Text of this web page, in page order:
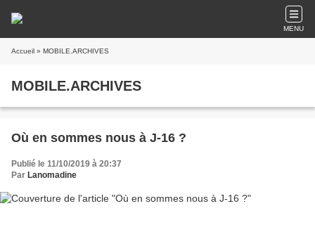
MENU
Accueil » MOBILE.ARCHIVES
MOBILE.ARCHIVES
Où en sommes nous à J-16 ?
Publié le 11/10/2019 à 20:37
Par Lanomadine